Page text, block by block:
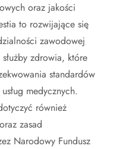
oraz jakości
to rozwijające się
zawodowej
zdrowia, które
standardów
medycznych.
również
zasad
Narodowy Fundusz